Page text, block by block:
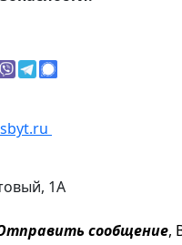
1А
сообщение,